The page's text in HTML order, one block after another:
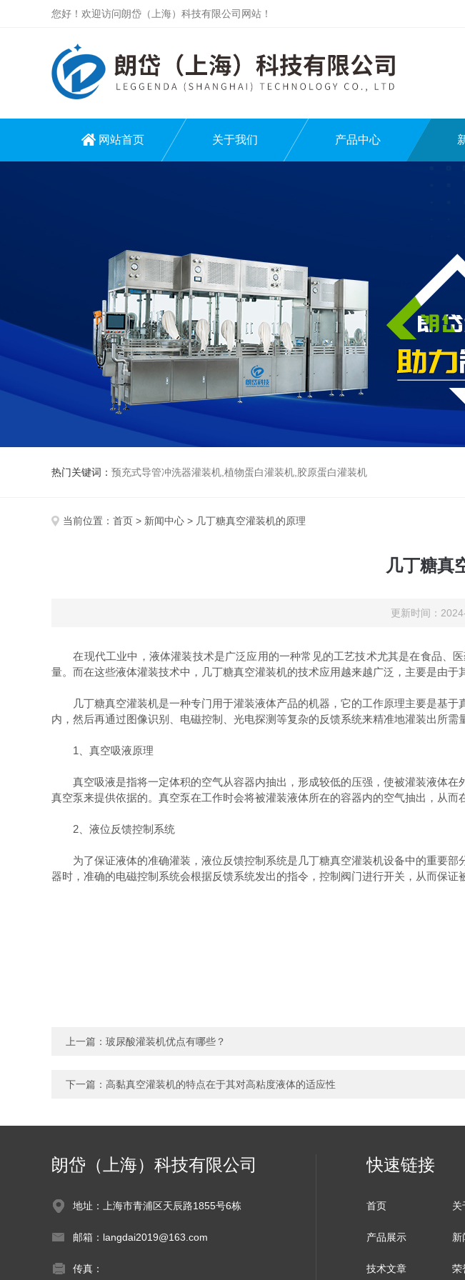
您好！欢迎访问朗岱（上海）科技有限公司网站！
网站首页 关于我们 产品中心
热门关键词： 预充式导管冲洗器灌装机,植物蛋白灌装机,胶原蛋白灌装机
当前位置： 首页 > 新闻中心 > 几丁糖真空灌装机的原理
几丁糖真
更新时间：
在现代工业中，液体灌装技术是广泛应用的一种常见的工艺技术尤其是在食品、
量。而在这些液体灌装技术中，几丁糖真空灌装机的技术应用越来越广泛，主要是由于
几丁糖真空灌装机是一种专门用于灌装液体产品的机器，它的工作原理主要是基于
内，然后再通过图像识别、电磁控制、光电探测等复杂的反馈系统来精准地灌装出所需
1、真空吸液原理
真空吸液是指将一定体积的空气从容器内抽出，形成较低的压强，使被灌装液体在
真空泵来提供依据的。真空泵在工作时会将被灌装液体所在的容器内的空气抽出，从
2、液位反馈控制系统
为了保证液体的准确灌装，液位反馈控制系统是几丁糖真空灌装机设备中的重要部
器时，准确的电磁控制系统会根据反馈系统发出的指令，控制阀门进行开关，从而保
上一篇： 玻尿酸灌装机优点有哪些？
下一篇： 高黏真空灌装机的特点在于其对高粘度液体的适应性
朗岱（上海）科技有限公司
地址：上海市青浦区天辰路1855号6栋
邮箱：langdai2019@163.com
传真：
快速链接
首页 关
产品展示 新
技术文章 荣